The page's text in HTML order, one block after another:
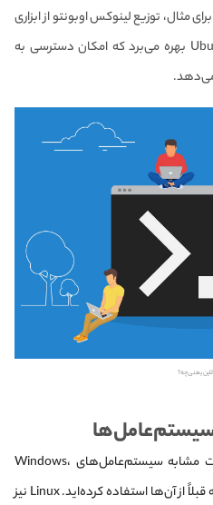
مثال، توزیع لینوکس اوبونتو از ابزاری
با عنوان Ubuntu Software Center بهره می‌برد که امکان دسترسی به
می‌دهد.
یعنی‌چه؟
سیستم‌عامل‌ها
سیستم‌عامل Linux از بسیاری جهات مشابه سیستم‌عامل‌های Windows،
macOS (OS X سابق) یا iOS است که قبلاً از آن‌ها استفاده کرده‌اید. Linux نیز